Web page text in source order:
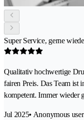
Super Service, gerne
Qualitativ hochwertige
fairen Preis. Das Team ist
kompetent. Immer wieder
Jul 2025• Anonymous user